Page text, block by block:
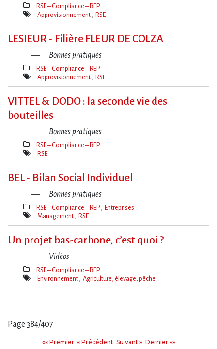
Thèmes(s)
RSE – Compliance – REP
Mot(s)-
Approvisionnement RSE
LESIEUR - Filière FLEUR DE COLZA
Bonnes pratiques
Thèmes(s)
RSE – Compliance – REP
Mot(s)-
Approvisionnement RSE
VITTEL & DODO : la seconde vie des
bouteilles
Bonnes pratiques
Thèmes(s)
RSE – Compliance – REP
Mot(s)-
RSE
BEL - Bilan Social Individuel
Bonnes pratiques
Thèmes(s)
RSE – Compliance – REP Entreprises
Mot(s)-
Management RSE
Un projet bas-carbone, c​‌’est quoi ?
Vidéos
Thèmes(s)
RSE – Compliance – REP
Mot(s)-
Environnement Agriculture, élevage, pêche
Page 384/407
«« PremierPremier
« PrécédentPrécédent
Suivant
Suivant » Dernier
Dernier »»